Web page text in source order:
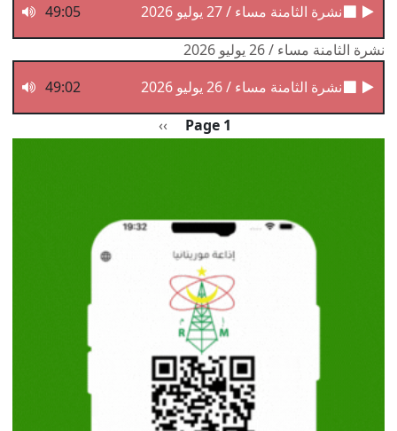
نشرة الثامنة مساء / 27 يوليو 2026
49:05
نشرة الثامنة مساء / 26 يوليو 2026
نشرة الثامنة مساء / 26 يوليو 2026
49:02
Page 1 الصفحة التالية
››